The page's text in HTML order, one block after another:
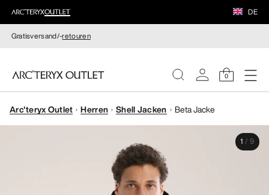
DE
Gratisversand/-retouren
0
DAMEN
Arc'teryx Outlet Herren Shell Jacken Beta Jacke
1 / 9